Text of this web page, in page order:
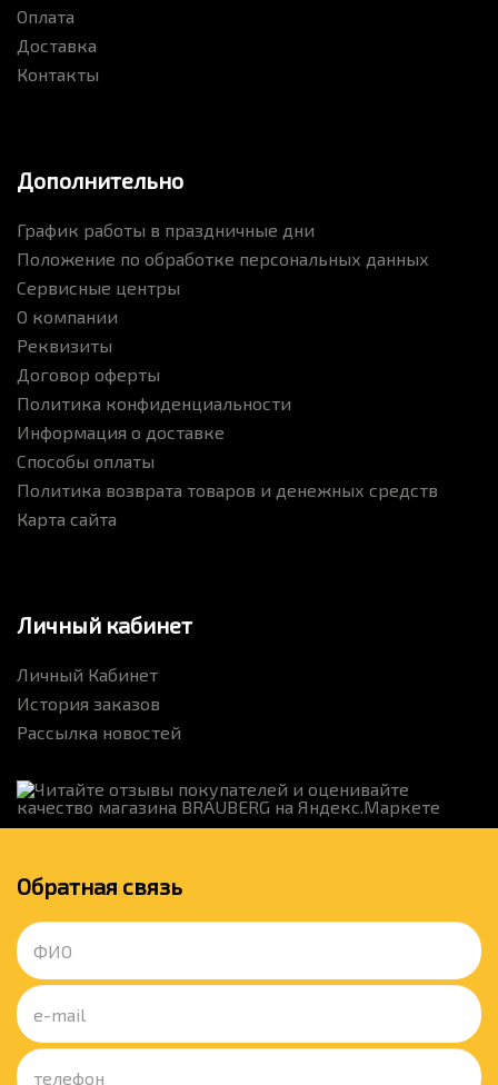
Оплата
Доставка
Контакты
Дополнительно
График работы в праздничные дни
Положение по обработке персональных данных
Сервисные центры
О компании
Реквизиты
Договор оферты
Политика конфиденциальности
Информация о доставке
Способы оплаты
Политика возврата товаров и денежных средств
Карта сайта
Личный кабинет
Личный Кабинет
История заказов
Рассылка новостей
Обратная связь